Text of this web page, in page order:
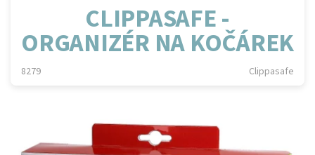
CLIPPASAFE -
ORGANIZÉR NA KOČÁREK
8279 Clippasafe